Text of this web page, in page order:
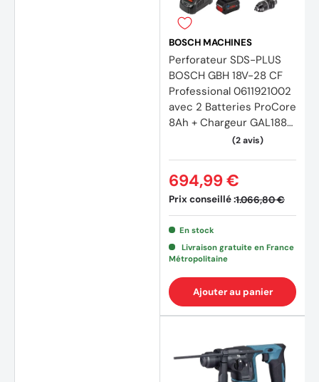
BOSCH MACHINES
Perforateur SDS-PLUS
BOSCH GBH 18V-28 CF
Professional 0611921002
avec 2 Batteries ProCore
8Ah + Chargeur GAL1880
CV en L-BOXX
Prix conseillé :1.066,80 €
694,99 €
En stock
Livraison gratuite en France
Métropolitaine
Ajouter au panier